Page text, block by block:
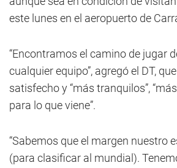
este lunes en el aeropuerto de
“Encontramos el camino de jugar
cualquier equipo”, agregó el DT,
satisfecho y “más tranquilos”,
para lo que viene”.
“Sabemos que el margen nuestro
(para clasificar al mundial).